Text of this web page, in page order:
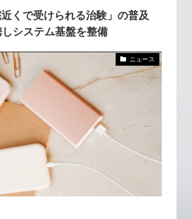
くで受けられる治験」の普及
システム基盤を整備
ニュース